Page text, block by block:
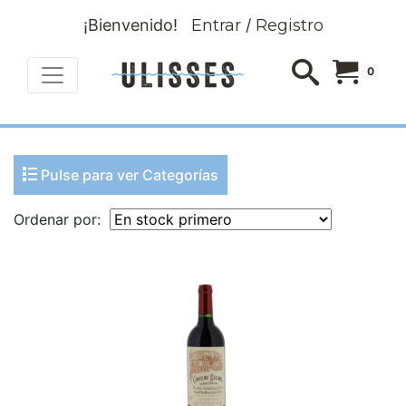
¡Bienvenido! Entrar/ Registro
0
Pulse para ver Categorías
Ordenar por: